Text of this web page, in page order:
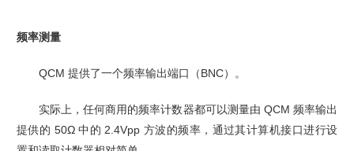
频率测量
QCM 提供了一个频率输出端口（BNC）。
实际上，任何商用的频率计数器都可以测量由 QCM 频率输出
提供的 50Ω 中的 2.4Vpp 方波的频率，通过其计算机接口进行设